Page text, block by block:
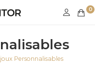
0
Personnalisables